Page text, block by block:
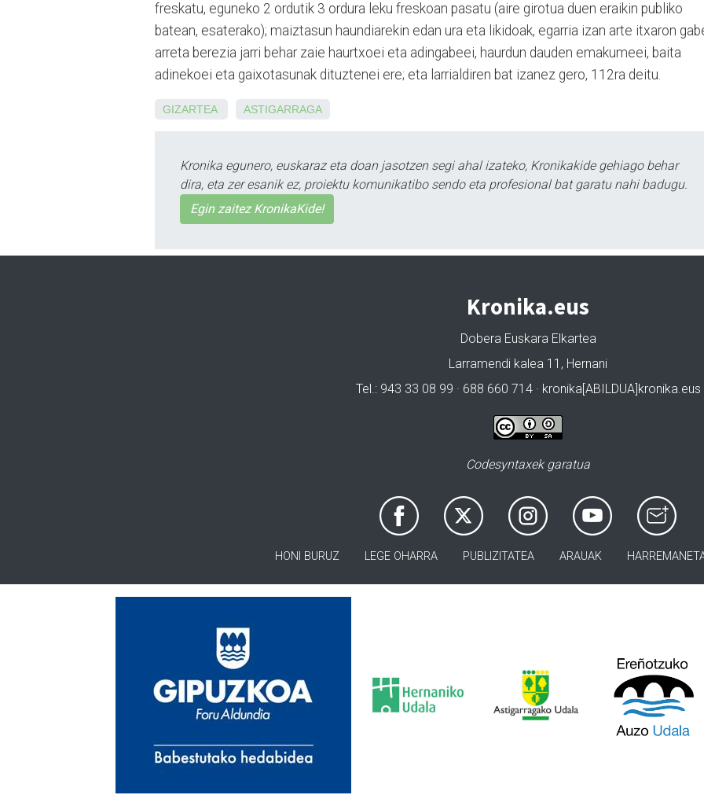
freskatu, eguneko 2 ordutik 3 ordura leku freskoan pasatu (aire girotua duen eraikin publiko
batean, esaterako); maiztasun haundiarekin edan ura eta likidoak, egarria izan arte itxaron
arreta berezia jarri behar zaie haurtxoei eta adingabeei, haurdun dauden emakumeei, baita
adinekoei eta gaixotasunak dituztenei ere; eta larrialdiren bat izanez gero, 112ra deitu.
GIZARTEA ASTIGARRAGA
Kronika egunero, euskaraz eta doan jasotzen segi ahal izateko, Kronikakide gehiago behar
dira, eta zer esanik ez, proiektu komunikatibo sendo eta profesional bat garatu nahi badugu.
Egin zaitez KronikaKide!
Kronika.eus
Dobera Euskara Elkartea
Larramendi kalea 11, Hernani
Tel.: 943 33 08 99 · 688 660 714 · kronika[ABILDUA]kronika.eus
Codesyntaxek garatua
HONI BURUZ LEGE OHARRA PUBLIZITATEA ARAUAK